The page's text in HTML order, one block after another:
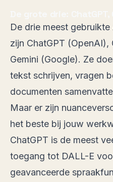
De drie meest
zijn ChatGPT (OpenAI),
Gemini (Google). Ze
tekst schrijven, vragen
documenten
Maar er zijn
het beste bij jouw
ChatGPT is de meest
toegang tot DALL-E
geavanceerde